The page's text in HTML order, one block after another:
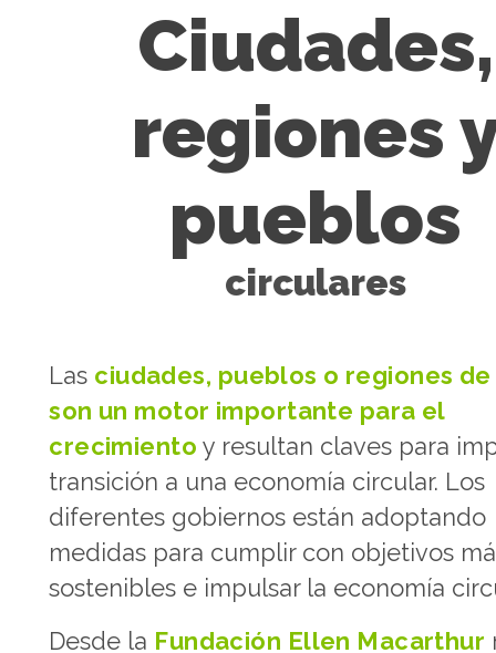
Ciudades,
regiones
pueblos
circulares
Las ciudades, pueblos o regiones de
son un motor importante para el
crecimiento y resultan claves para
transición a una economía circular. Los
diferentes gobiernos están adoptando
medidas para cumplir con objetivos
sostenibles e impulsar la economía
Desde la Fundación Ellen Macarthur